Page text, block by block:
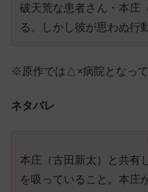
破天荒な患者さん・本庄
る。しかし彼が思わぬ行
※原作では△×病院となって
ネタバレ
本庄（古田新太）と共有
を吸っていること。本庄